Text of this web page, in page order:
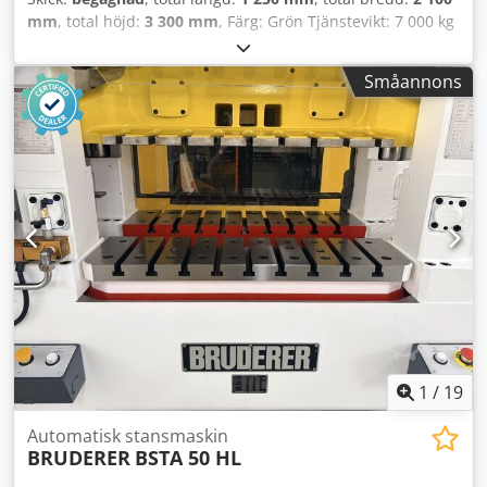
mm, total höjd: 3 300 mm, Färg: Grön Tjänstevikt: 7 000 kg
Pris: Pris på förfrågan - Dokumentation tillgänglig: Nej - CE-
certifikat finns: Nej - Styrsystem: Konventionellt -
Pressmodell: C-ramspress - Pressutförande: Enkelverkande
- Presskraft [ton]: 100 - Minsta slaglängd [mm]: 20 -
Maximala slaglängd [mm]: 140 - Bordlängd [mm]: 580 -
Bordbredd [mm]: 780 - Stötstångsbredd [mm]: 400 -
Utliggare [mm]: 315 - Maximal öppningshöjd [mm]: 560 -
Höjdjustering [mm]: 70 - Stötstångshastighet [mm/s]: 360
Codpfx Ajzrxr Tsflsrf - Transportmått: 1250 mm x 2100 mm
x 3300 mm (l x b x h) - Transportvikt [kg]: 7000 kg -
Transportförpackningar [st]: 1 Finansiell information
Moms: Det angivna priset är exklusive moms
Moms/marginalbeskattning: Moms kan dras av för företag
Leverans och inbytesmöjligheter finns alltid för alla
produkter inom industrisektorn. Lukas van Rossum
Småannons
1 / 19
Automatisk stansmaskin
BRUDERER BSTA 50 HL